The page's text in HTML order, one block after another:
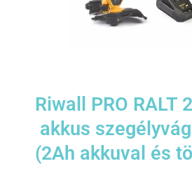
Riwall PRO RALT
akkus
(2Ah akkuval és